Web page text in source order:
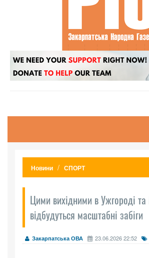
Новини СПОРТ
Цими вихідними в Ужгороді та
відбудуться масштабні забіги
Закарпатська ОВА 23.06.2026 22:52